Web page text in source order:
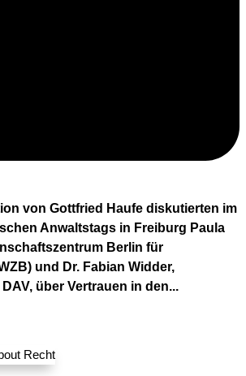
von Gottfried Haufe diskutierten im
Anwaltstags in Freiburg Paula
Berlin für
und Dr. Fabian Widder,
über Vertrauen in den...